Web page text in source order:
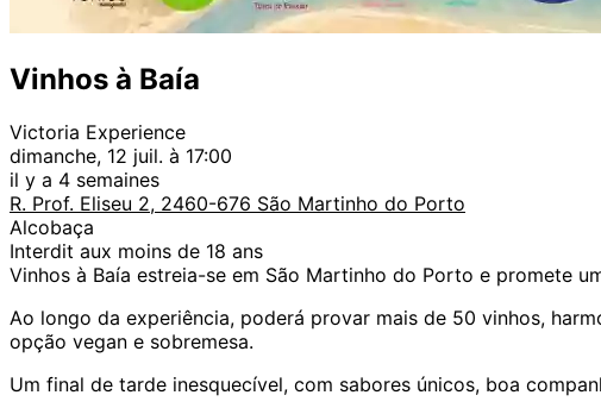
Vinhos à Baía
Victoria Experience
dimanche, 12 juil. à 17:00
il y a 4 semaines
R. Prof. Eliseu 2, 2460-676 São Martinho do Porto
Alcobaça
Interdit aux moins de 18 ans
Vinhos à Baía estreia-se em São Martinho do Porto e promete
Ao longo da experiência, poderá provar mais de 50 vinhos,
opção vegan e sobremesa.
Um final de tarde inesquecível, com sabores únicos, boa